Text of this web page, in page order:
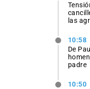
las
10:58
De
padre
10:50